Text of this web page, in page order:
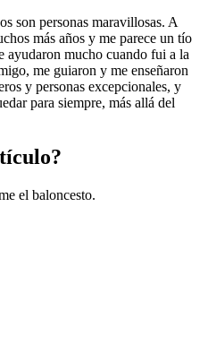
son personas maravillosas. A
más años y me parece un tío
ayudaron mucho cuando fui a la
me guiaron y me enseñaron
y personas excepcionales, y
para siempre, más allá del
el baloncesto.